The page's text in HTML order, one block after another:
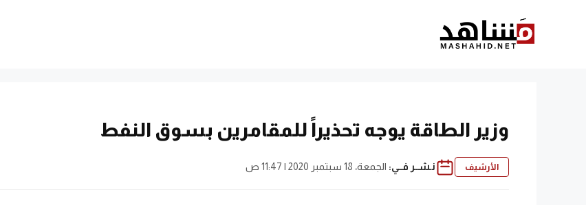
وزير الطاقة يوجه تحذيراً للمقامرين بسوق النفط
الأرشيف نـشــر فــي: الجمعة، 18 سبتمبر 2020 | 11:47 ص